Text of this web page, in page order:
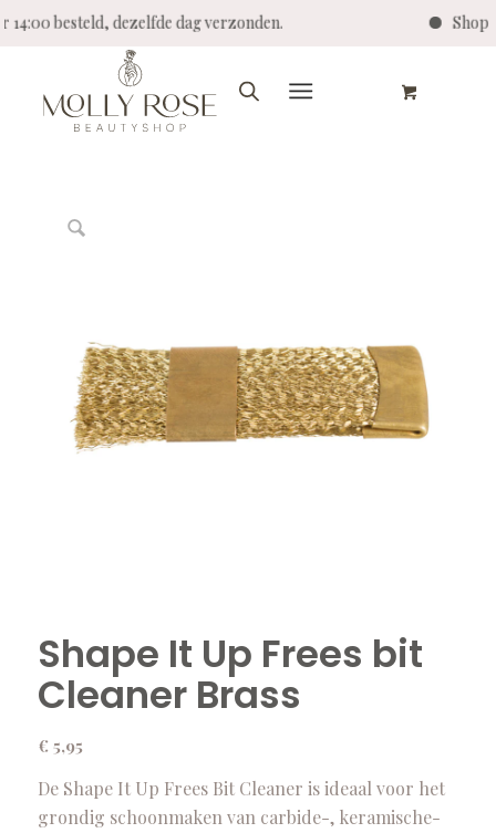
14:00 besteld, dezelfde dag verzonden. Shop
Shape It Up Frees bit
Cleaner Brass
€ 5,95
De Shape It Up Frees Bit Cleaner is ideaal voor het
grondig schoonmaken van carbide-, keramische-